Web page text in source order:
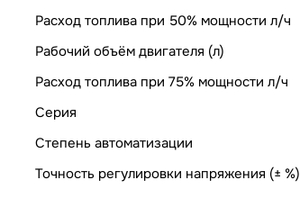
Расход топлива при 50% мощности л/ч
Рабочий объём двигателя (л)
Расход топлива при 75% мощности л/ч
Серия
Степень автоматизации
Точность регулировки напряжения (± %)